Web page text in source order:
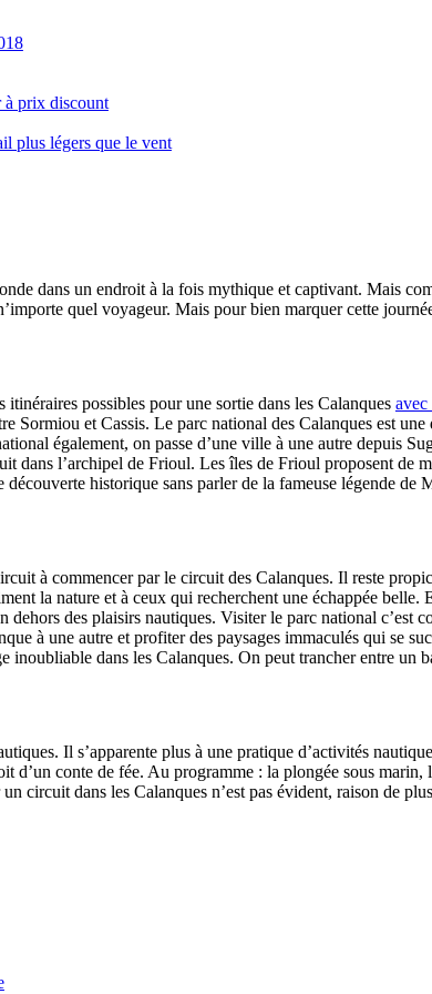
à prix discount
plus légers que le vent
dans un endroit à la fois mythique et captivant. Mais
quel voyageur. Mais pour bien marquer cette
possibles pour une sortie dans les Calanques
Sormiou et Cassis. Le parc national des Calanques est
également, on passe d’une ville à une autre depuis
dans l’archipel de Frioul. Les îles de Frioul proposent de
historique sans parler de la fameuse légende de
à commencer par le circuit des Calanques. Il reste
la nature et à ceux qui recherchent une échappée belle.
des plaisirs nautiques. Visiter le parc national c’est
à une autre et profiter des paysages immaculés qui se
inoubliable dans les Calanques. On peut trancher entre un
Il s’apparente plus à une pratique d’activités
d’un conte de fée. Au programme : la plongée sous
circuit dans les Calanques n’est pas évident, raison de